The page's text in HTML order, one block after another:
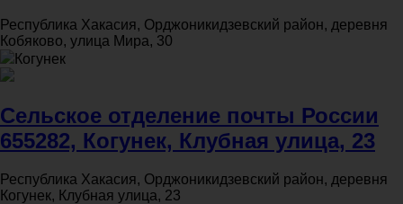
Республика Хакасия, Орджоникидзевский район, деревня
Кобяково, улица Мира, 30
Когунек
Сельское отделение почты России
655282, Когунек, Клубная улица, 23
Республика Хакасия, Орджоникидзевский район, деревня
Когунек, Клубная улица, 23